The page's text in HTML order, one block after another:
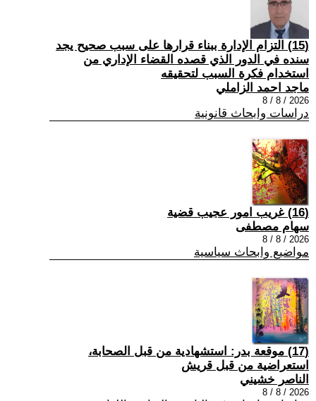
(15) التزام الإدارة ببناء قرارها على سبب صحیح یجد
سنده في الدور الذي قصده القضاء الإداري من
استخدام فكرة السبب لتحقیقه
ماجد احمد الزاملي
2026 / 8 / 8
دراسات وابحاث قانونية
(16) غريب امور عجيب قضية
سهام مصطفى
2026 / 8 / 8
مواضيع وابحاث سياسية
(17) موقعة بدر: استشهادية من قبل الصحابة،
استعراضية من قبل قريش
الناصر خشيني
2026 / 8 / 8